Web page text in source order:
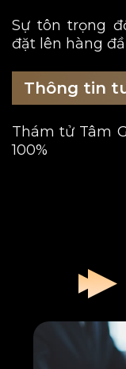
Sự tôn trọng
đặt lên hàng
Thông tin
Thám tử Tâm
100%